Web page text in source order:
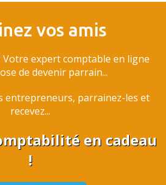
vos amis
Votre expert comptable en ligne
de devenir parrain...
entrepreneurs, parrainez-les et
recevez...
en cadeau
!